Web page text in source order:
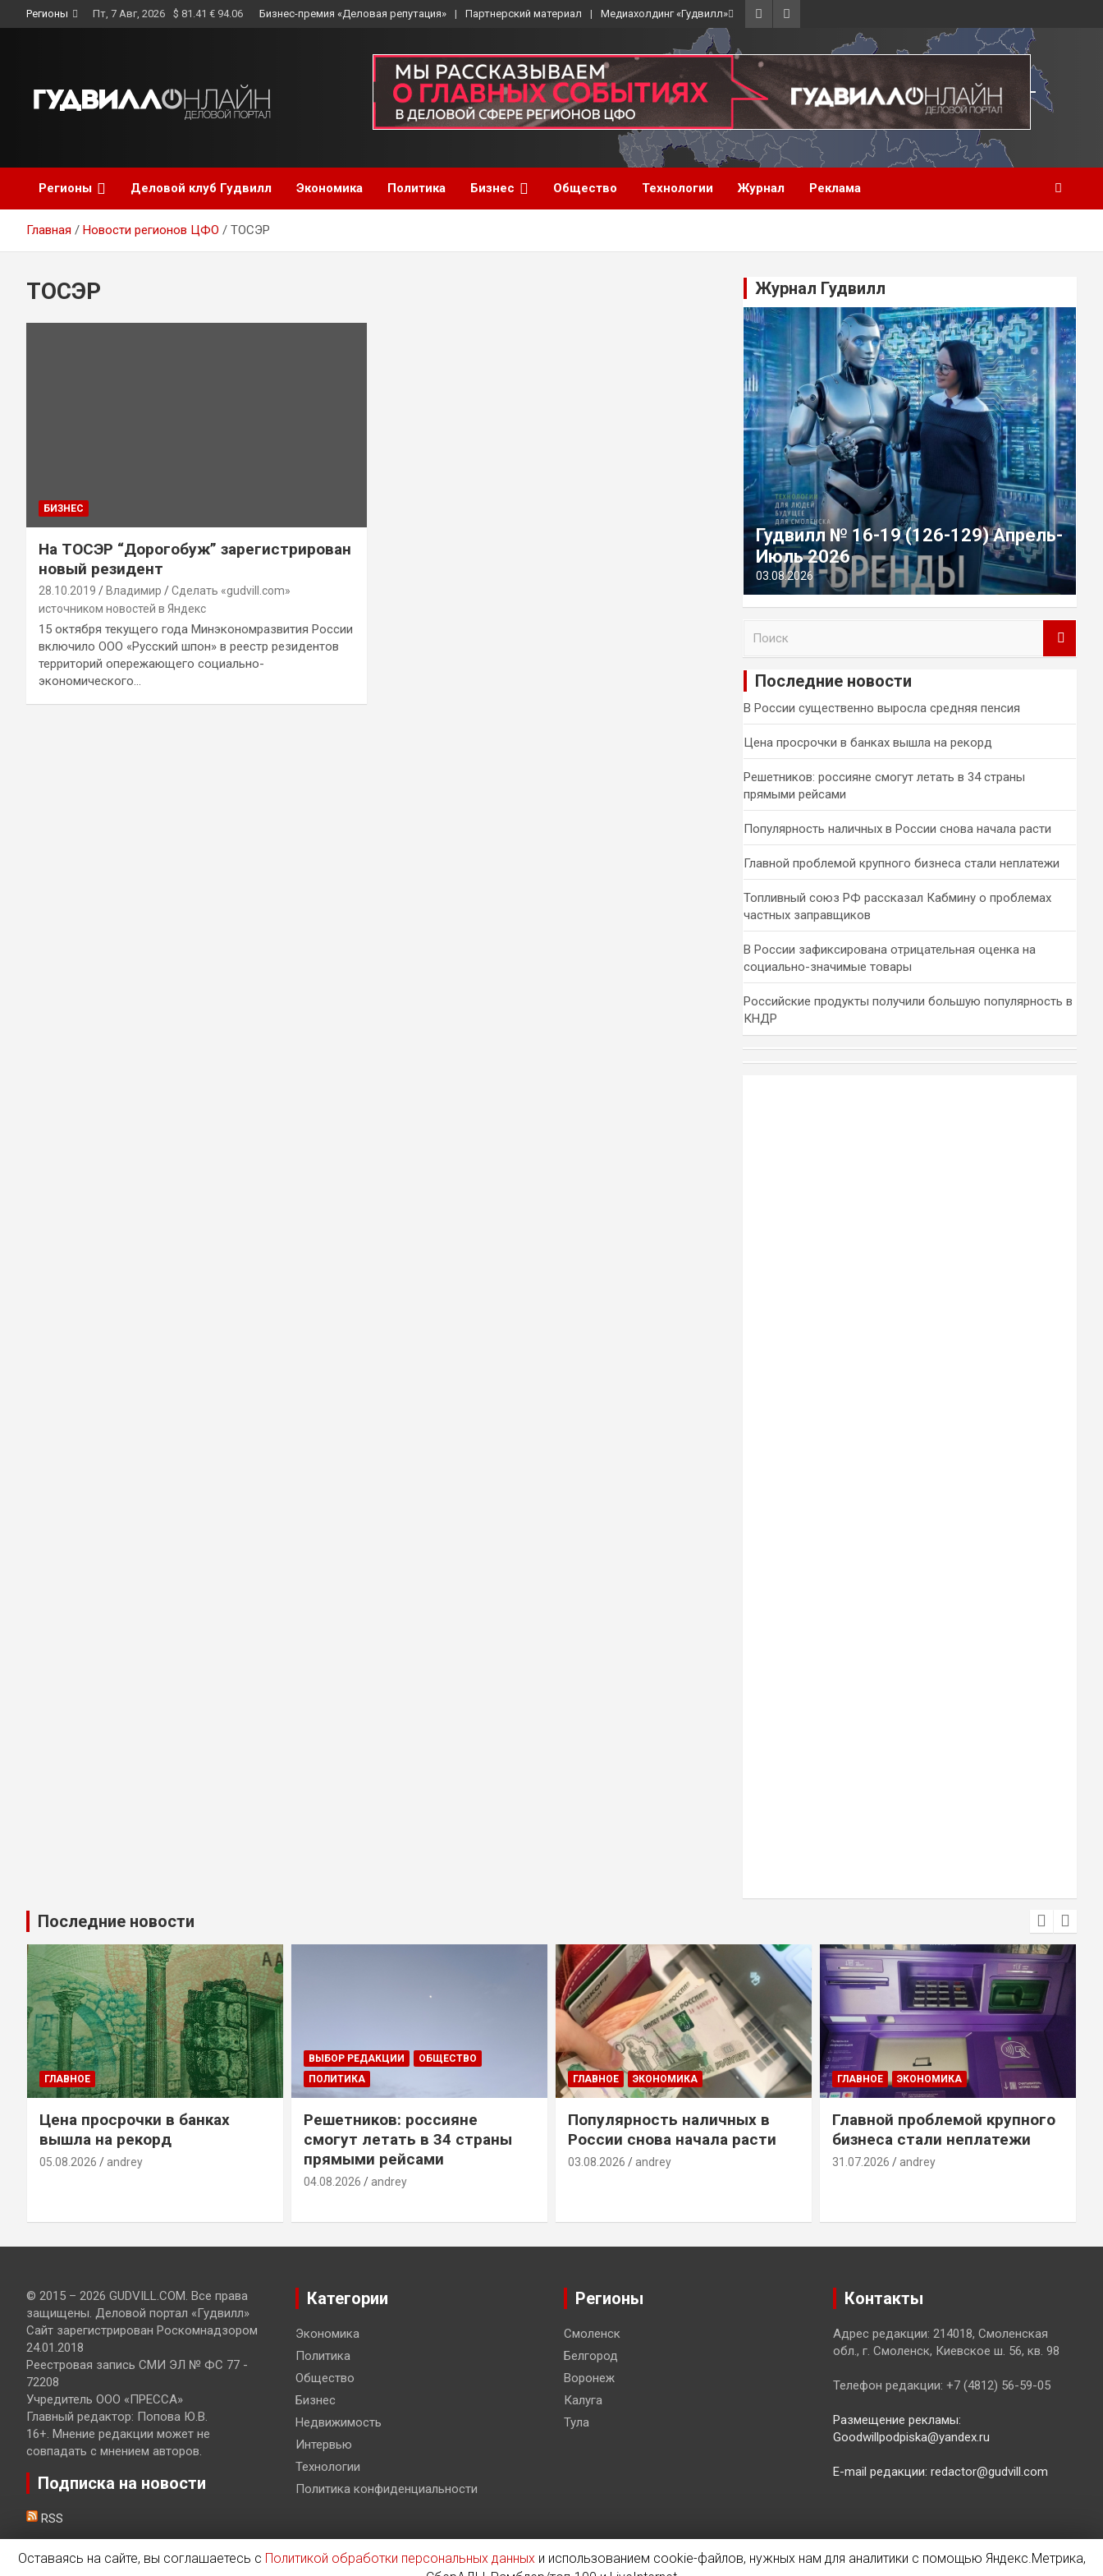
to
Регионы Пт, 7 Авг, 2026 $ 81.41 € 94.06 Бизнес-премия «Деловая репутация» Партнерский материал Медиахолдинг «Гудвилл»
Регионы Деловой клуб Гудвилл Экономика Политика Бизнес Общество Технологии Журнал Реклама
Главная Новости регионов ЦФО ТОСЭР
ТОСЭР
БИЗНЕС
На ТОСЭР “Дорогобуж” зарегистрирован
новый резидент
28.10.2019 Владимир
Сделать «gudvill.com»
источником новостей в Яндекс
15 октября текущего года Минэкономразвития России
включило ООО «Русский шпон» в реестр резидентов
территорий опережающего социально-
экономического…
Журнал Гудвилл
Гудвилл № 16-19 (126-129) Апрель-
Июль 2026
03.08.2026
и
Последние новости
В России существенно выросла средняя пенсия
Цена просрочки в банках вышла на рекорд
Решетников: россияне смогут летать в 34 страны
прямыми рейсами
Популярность наличных в России снова начала расти
Главной проблемой крупного бизнеса стали неплатежи
Топливный союз РФ рассказал Кабмину о проблемах
частных заправщиков
В России зафиксирована отрицательная оценка на
социально-значимые товары
Российские продукты получили большую популярность в
КНДР
Последние новости
ГЛАВНОЕ
Цена просрочки в банках
вышла на рекорд
05.08.2026 andrey
ВЫБОР РЕДАКЦИИ
ОБЩЕСТВО
ПОЛИТИКА
Решетников: россияне
смогут летать в 34 страны
прямыми рейсами
04.08.2026 andrey
ГЛАВНОЕ ЭКОНОМИКА
Популярность наличных в
России снова начала расти
03.08.2026 andrey
ГЛАВНОЕ ЭКОНОМИКА
Главной проблемой крупного
бизнеса стали неплатежи
31.07.2026 andrey
© 2015 – 2026 GUDVILL.COM. Все права
защищены. Деловой портал «Гудвилл»
Сайт зарегистрирован Роскомнадзором
24.01.2018
Реестровая запись СМИ ЭЛ № ФС 77 -
72208
Учредитель ООО «ПРЕССА»
Главный редактор: Попова Ю.В.
16+. Мнение редакции может не
совпадать с мнением авторов.
Подписка на новости
RSS
Категории
Экономика
Политика
Общество
Бизнес
Недвижимость
Интервью
Технологии
Политика конфиденциальности
Регионы
Смоленск
Белгород
Воронеж
Калуга
Тула
Контакты
Адрес редакции: 214018, Смоленская
обл., г. Смоленск, Киевское ш. 56, кв. 98
Телефон редакции: +7 (4812) 56-59-05
Размещение рекламы:
Goodwillpodpiska@yandex.ru
E-mail редакции: redactor@gudvill.com
Оставаясь на сайте, вы соглашаетесь с Политикой обработки персональных данныхи использованием cookie-файлов, нужных нам для аналитики с помощью Яндекс.Метрика,